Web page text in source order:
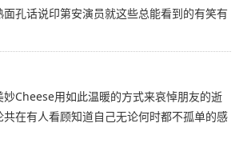
面孔话说印第安演员就这些总能看到的有笑有
妙Cheese用如此温暖的方式来哀悼朋友的逝
共在有人看顾知道自己无论何时都不孤单的感